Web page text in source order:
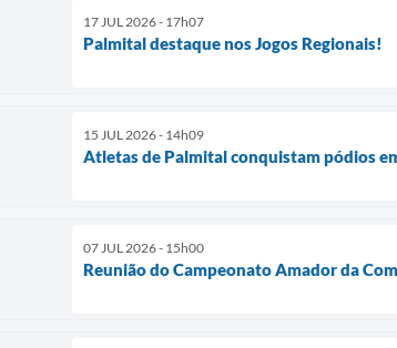
17 JUL 2026 - 17h07
Palmital destaque nos Jogos Regionais!
15 JUL 2026 - 14h09
Atletas de Palmital conquistam pódios
07 JUL 2026 - 15h00
Reunião do Campeonato Amador da